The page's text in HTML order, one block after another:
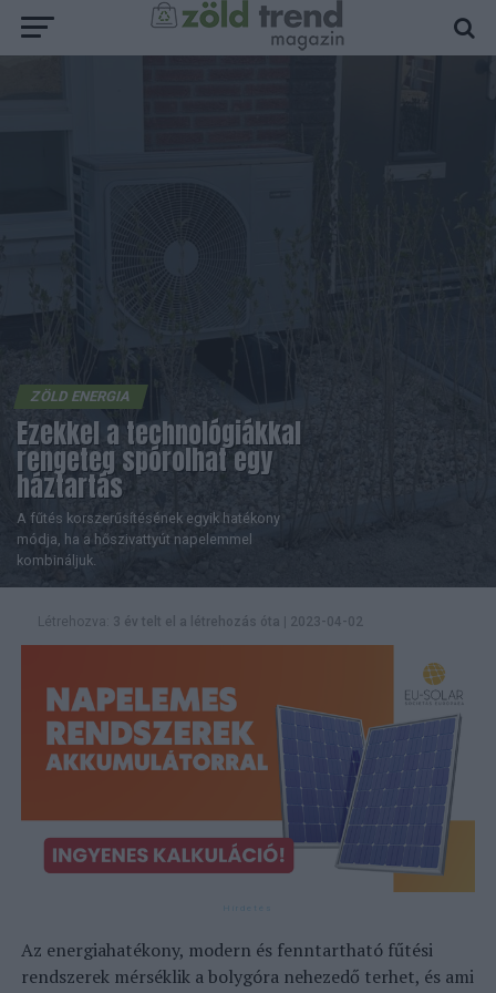
ZÖLD ENERGIA
Ezekkel a technológiákkal
rengeteg spórolhat egy
háztartás
A fűtés korszerűsítésének egyik hatékony
módja, ha a hőszivattyút napelemmel
kombináljuk.
Létrehozva: 3 év telt el a létrehozás óta 2023-04-02
Az energiahatékony, modern és fenntartható fűtési
rendszerek mérséklik a bolygóra nehezedő terhet, és ami